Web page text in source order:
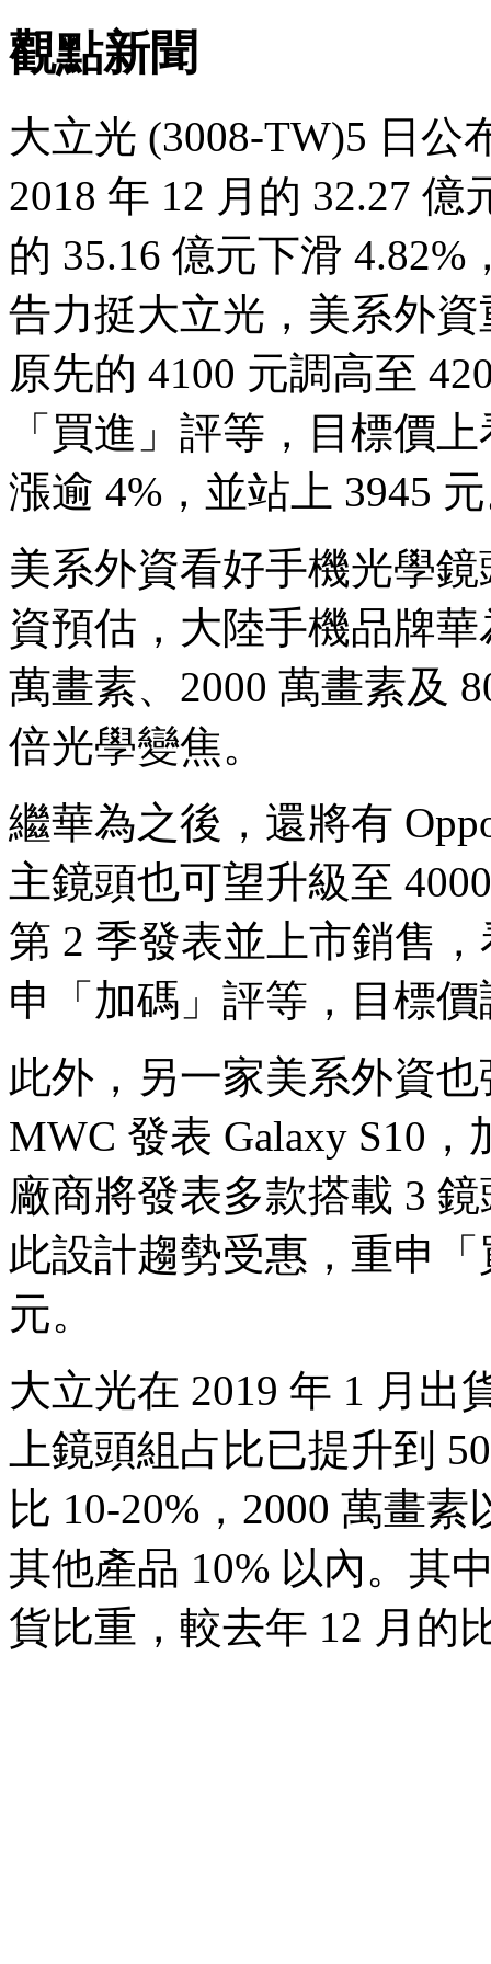
觀點新聞
大立光 (3008-TW)5 日公
2018 年 12 月的 32.27
的 35.16 億元下滑
告力挺大立光，美系外
原先的 4100 元調高至
「買進」評等，目標價
漲逾 4%，並站上 3945
美系外資看好手機光學
資預估，大陸手機品牌華
萬畫素、2000 萬畫素及
倍光學變焦。
繼華為之後，還將有
主鏡頭也可望升級至
第 2 季發表並上市銷售
申「加碼」評等，目標價
此外，另一家美系外資也
MWC 發表 Galaxy S10
廠商將發表多款搭載 3
此設計趨勢受惠，重申
元。
大立光在 2019 年 1 月出
上鏡頭組占比已提升到
比 10-20%，2000 萬畫
其他產品 10% 以內。其
貨比重，較去年 12 月的